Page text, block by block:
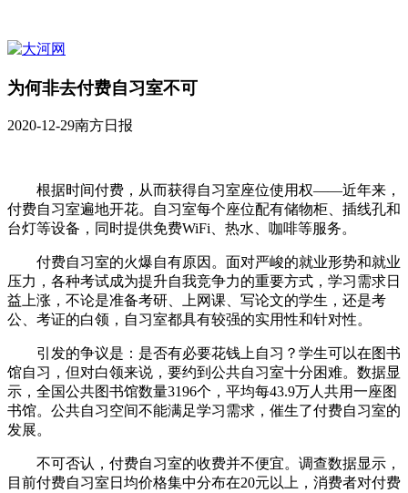
为何非去付费自习室不可
2020-12-29南方日报
根据时间付费，从而获得自习室座位使用权——近年来，
付费自习室遍地开花。自习室每个座位配有储物柜、插线孔和
台灯等设备，同时提供免费WiFi、热水、咖啡等服务。
付费自习室的火爆自有原因。面对严峻的就业形势和就业
压力，各种考试成为提升自我竞争力的重要方式，学习需求日
益上涨，不论是准备考研、上网课、写论文的学生，还是考
公、考证的白领，自习室都具有较强的实用性和针对性。
引发的争议是：是否有必要花钱上自习？学生可以在图书
馆自习，但对白领来说，要约到公共自习室十分困难。数据显
示，全国公共图书馆数量3196个，平均每43.9万人共用一座图
书馆。公共自习空间不能满足学习需求，催生了付费自习室的
发展。
不可否认，付费自习室的收费并不便宜。调查数据显示，
目前付费自习室日均价格集中分布在20元以上，消费者对付费